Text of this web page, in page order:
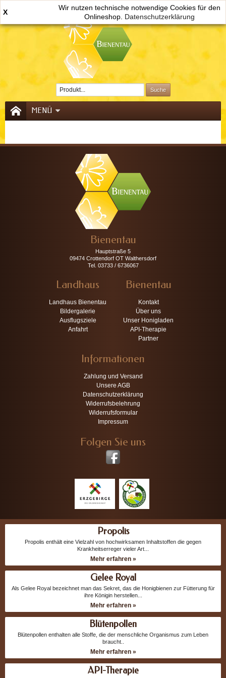
X
Wir nutzen technische notwendige Cookies für den
Onlineshop. Datenschutzerklärung
0
MENÜ
Bienentau
Hauptstraße 5
09474 Crottendorf OT Walthersdorf
Tel. 03733 / 6736067
Landhaus
Landhaus Bienentau
Bildergalerie
Ausflugsziele
Anfahrt
Bienentau
Kontakt
Über uns
Unser Honigladen
API-Therapie
Partner
Informationen
Zahlung und Versand
Unsere AGB
Datenschutzerklärung
Widerrufsbelehrung
Widerrufsformular
Impressum
Folgen Sie uns
Propolis
Propolis enthält eine Vielzahl von hochwirksamen Inhaltstoffen die gegen
Krankheitserreger vieler Art...
Mehr erfahren »
Gelee Royal
Als Gelee Royal bezeichnet man das Sekret, das die Honigbienen zur Fütterung für
ihre Königin herstellen...
Mehr erfahren »
Blütenpollen
Blütenpollen enthalten alle Stoffe, die der menschliche Organismus zum Leben
braucht..
Mehr erfahren »
API-Therapie